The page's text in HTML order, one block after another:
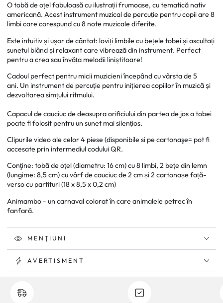
8
note,
16cm,
5+
ani
|
8
note,
16cm,
ani
|
O tobă de oțel fabuloasă cu ilustrații frumoase, cu tematică nativ
americană. Acest instrument muzical de percuție pentru copii are 8
limbi care corespund cu 8 note muzicale diferite.
Este intuitiv și ușor de cântat: loviți limbile cu bețele tobei și ascultați
sunetul blând și relaxant care vibrează din instrument. Perfect
pentru a crea sau învăța melodii liniștitoare!
Cadoul perfect pentru micii muzicieni începând cu vârsta de 5
ani. Un instrument de percuție pentru inițierea copiilor în muzică și
dezvoltarea simțului ritmului.
Capacul de cauciuc de deasupra orificiului din partea de jos a tobei
poate fi folosit pentru un sunet mai silențios.
Clipurile video ale celor 4 piese (disponibile si pe cartonaşe= pot fi
accesate prin intermediul codului QR.
Conţine: tobă de oțel (diametru: 16 cm) cu 8 limbi, 2 bețe din lemn
(lungime: 8,5 cm) cu vârf de cauciuc de 2 cm și 2 cartonașe față-
verso cu partituri (18 x 8,5 x 0,2 cm)
Animambo - un carnaval colorat în care animalele petrec în
fanfară.
MENŢIUNI
AVERTISMENT